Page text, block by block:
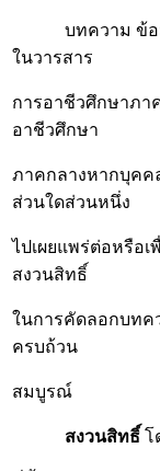
บทความ ข้อมูล
ในวารสาร
การอาชีวศึกษาภา
อาชีวศึกษา
ภาคกลางหากบุคค
ส่วนใดส่วนหนึ่ง
ไปเผยแพร่ต่อหรือ
สงวนสิทธิ์
ในการคัดลอกบทค
ครบถ้วน
สมบูรณ์
สงวนสิทธิ์ โ